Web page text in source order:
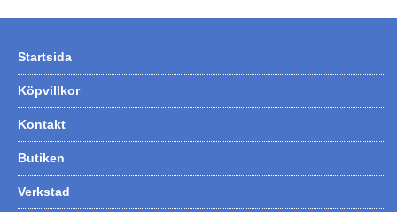
Startsida
Köpvillkor
Kontakt
Butiken
Verkstad